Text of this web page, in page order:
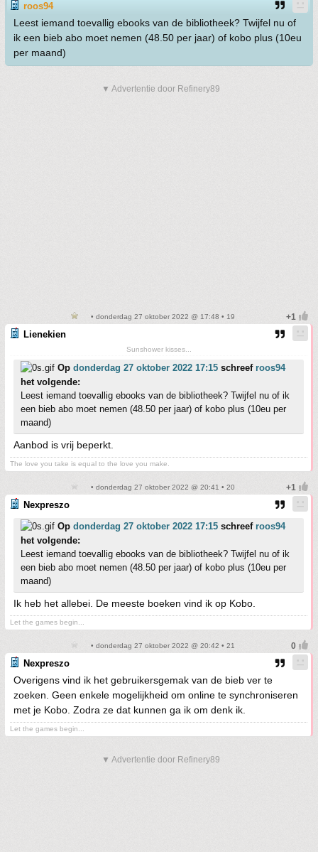
roos94
Leest iemand toevallig ebooks van de bibliotheek? Twijfel nu of
ik een bieb abo moet nemen (48.50 per jaar) of kobo plus (10eu
per maand)
▼ Advertentie door Refinery89
• donderdag 27 oktober 2022 @ 17:48 • 19
Lienekien
Sunshower kisses...
Op donderdag 27 oktober 2022 17:15 schreef roos94
het volgende:
Leest iemand toevallig ebooks van de bibliotheek? Twijfel nu of ik
een bieb abo moet nemen (48.50 per jaar) of kobo plus (10eu per
maand)
Aanbod is vrij beperkt.
The love you take is equal to the love you make.
• donderdag 27 oktober 2022 @ 20:41 • 20
Nexpreszo
Op donderdag 27 oktober 2022 17:15 schreef roos94
het volgende:
Leest iemand toevallig ebooks van de bibliotheek? Twijfel nu of ik
een bieb abo moet nemen (48.50 per jaar) of kobo plus (10eu per
maand)
Ik heb het allebei. De meeste boeken vind ik op Kobo.
Let the games begin...
• donderdag 27 oktober 2022 @ 20:42 • 21
Nexpreszo
Overigens vind ik het gebruikersgemak van de bieb ver te
zoeken. Geen enkele mogelijkheid om online te synchroniseren
met je Kobo. Zodra ze dat kunnen ga ik om denk ik.
Let the games begin...
▼ Advertentie door Refinery89